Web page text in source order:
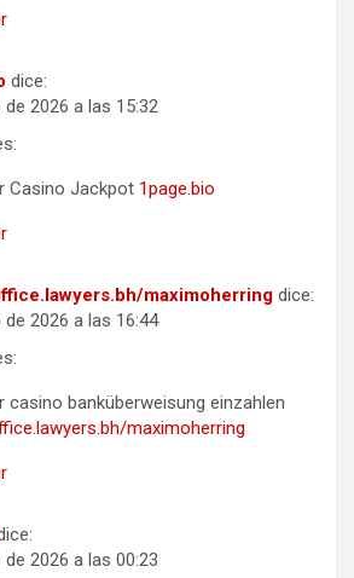
dice:
de 2026 a las 15:32
Casino Jackpot 1page.bio
maximoherring dice:
de 2026 a las 16:44
casino banküberweisung einzahlen
maximoherring
de 2026 a las 00:23